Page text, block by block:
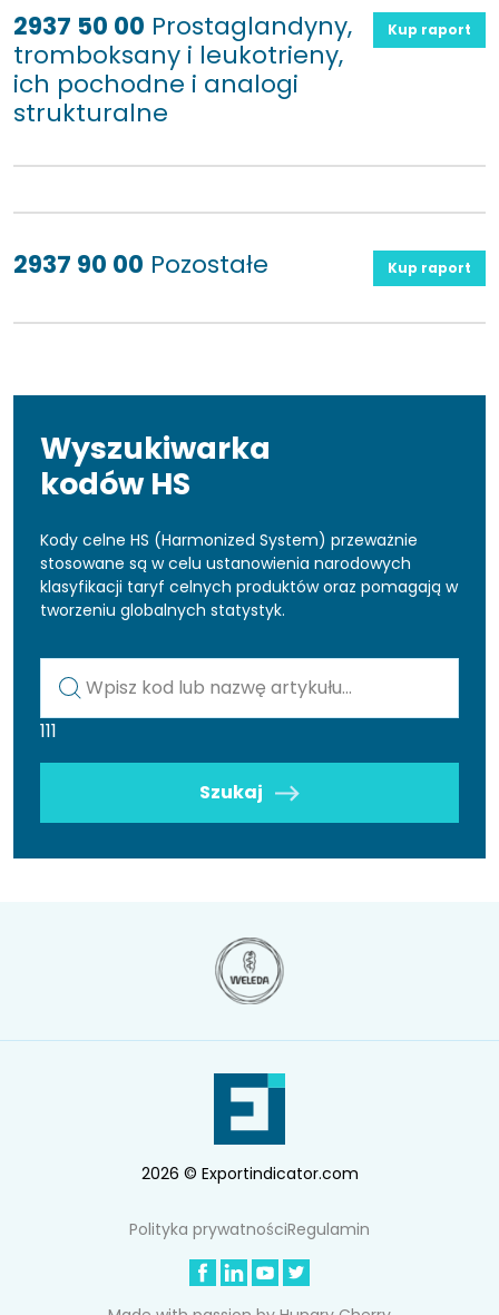
2937 50 00 Prostaglandyny,
tromboksany i leukotrieny,
ich pochodne i analogi
strukturalne
Kup raport
2937 90 00 Pozostałe Kup raport
Wyszukiwarka
kodów HS
Kody celne HS (Harmonized System) przeważnie
stosowane są w celu ustanowienia narodowych
klasyfikacji taryf celnych produktów oraz pomagają w
tworzeniu globalnych statystyk.
111
Szukaj
2026 © Exportindicator.com
Polityka prywatnościRegulamin